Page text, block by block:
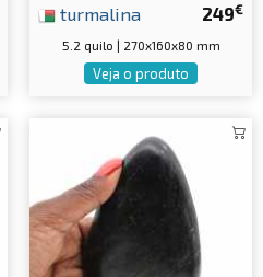
249€
turmalina
5.2 quilo | 270x160x80 mm
Veja o produto